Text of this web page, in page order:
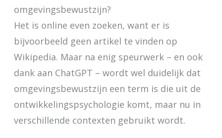
omgevingsbewustzijn?
Het is online even zoeken, want er is
bijvoorbeeld geen artikel te vinden op
Wikipedia. Maar na enig speurwerk – en ook
dank aan ChatGPT – wordt wel duidelijk dat
omgevingsbewustzijn een term is die uit de
ontwikkelingspsychologie komt, maar nu in
verschillende contexten gebruikt wordt.